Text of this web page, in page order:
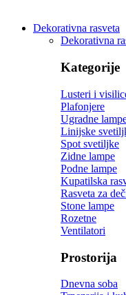
Dekorativna rasveta
Dekorativna
Kategorije
Lusteri i
Plafonjere
Ugradne
Linijske
Spot svetiljke
Zidne lampe
Podne lampe
Kupatilska
Rasveta za
Stone lampe
Rozetne
Ventilatori
Prostorija
Dnevna soba